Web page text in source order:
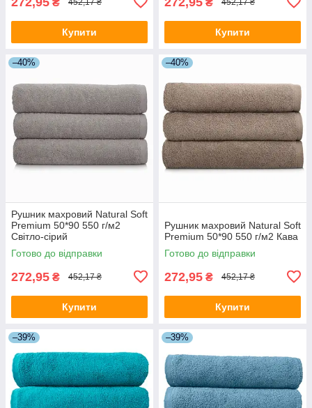
₴ 452,17 ₴
Купити
₴ 452,17 ₴
Купити
–40%
Рушник махровий Natural Soft
Premium 50*90 550 г/м2
Світло-сірий
Готово до відправки
272,95 ₴ 452,17 ₴
Купити
–40%
Рушник махровий Natural Soft
Premium 50*90 550 г/м2 Кава
Готово до відправки
272,95 ₴ 452,17 ₴
Купити
–39% –39%